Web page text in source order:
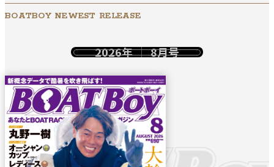
BOATBOY NEWEST RELEASE
2026年 8月号